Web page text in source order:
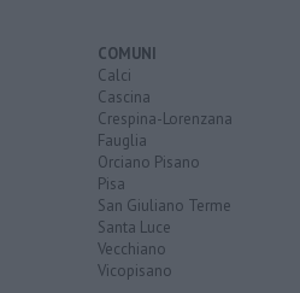
COMUNI
Calci
Cascina
Crespina-Lorenzana
Fauglia
Orciano Pisano
Pisa
San Giuliano Terme
Santa Luce
Vecchiano
Vicopisano